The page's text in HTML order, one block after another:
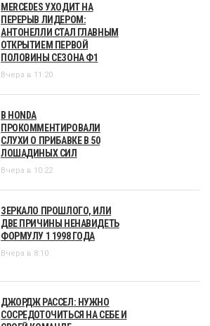
MERCEDES УХОДИТ НА
ПЕРЕРЫВ ЛИДЕРОМ:
АНТОНЕЛЛИ СТАЛ ГЛАВНЫМ
ОТКРЫТИЕМ ПЕРВОЙ
ПОЛОВИНЫ СЕЗОНА Ф1
Вчера в 11:20
В HONDA
ПРОКОММЕНТИРОВАЛИ
СЛУХИ О ПРИБАВКЕ В 50
ЛОШАДИНЫХ СИЛ
Вчера в 10:22
ЗЕРКАЛО ПРОШЛОГО, ИЛИ
ДВЕ ПРИЧИНЫ НЕНАВИДЕТЬ
ФОРМУЛУ 1 1998 ГОДА
Вчера в 8:10
ДЖОРДЖ РАССЕЛ: НУЖНО
СОСРЕДОТОЧИТЬСЯ НА СЕБЕ И